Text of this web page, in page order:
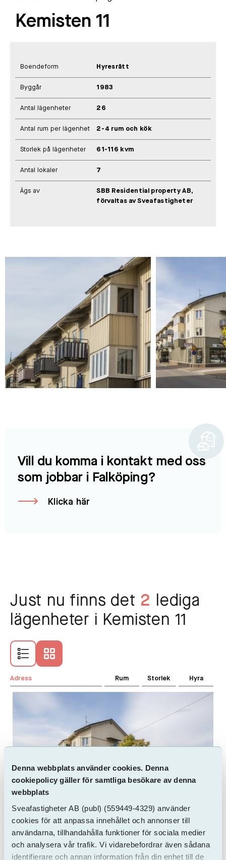
Denna webbplats använder cookies. Denna
cookiepolicy gäller för samtliga besökare av denna
webbplats
Sveafastigheter AB (publ) (559449-4329) använder
cookies för att anpassa innehållet och annonser till
användarna, tillhandahålla funktioner för sociala medier
och analysera vår trafik. Vi vidarebefordrar även sådana
identifierare och annan information från din enhet till de
Kemisten 11
Boendeform Hyresrätt
Byggår 1983
Antal lägenheter 26
Antal rum per lägenhet 2-4 rum och kök
Storlek på lägenheter 61-116 kvm
Antal lokaler 7
Ägs av
SBB Residential property AB,
förvaltas av Sveafastigheter
Vill du komma i kontakt med oss
som jobbar i Falköping?
Klicka här
Just nu finns det 2 lediga
lägenheter i Kemisten 11
Adress Rum Storlek Hyra
Falköping
Södra Torggränd 3
Inflytt Enligt ö.k.